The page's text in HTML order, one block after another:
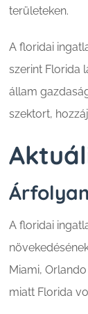
területeken.
A floridai
szerint Florida
állam
szektort,
A floridai
Miami,
miatt Florida